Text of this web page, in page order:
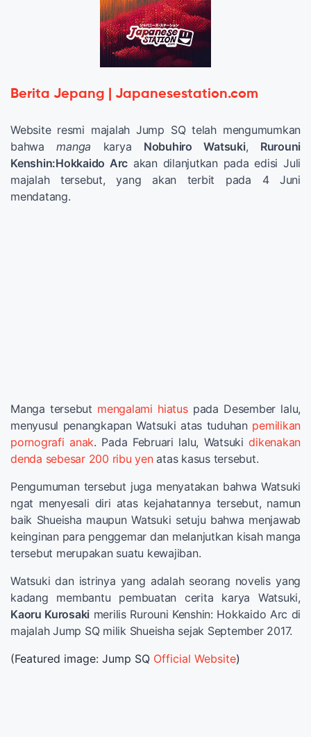
Berita Jepang | Japanesestation.com
Website resmi majalah Jump SQ telah mengumumkan
bahwamanga karya Nobuhiro Watsuki, Rurouni
Kenshin:Hokkaido Arc akan dilanjutkan pada edisi Juli
majalah tersebut, yang akan terbit pada 4 Juni
mendatang.
Manga tersebut mengalami hiatuspada Desember lalu,
menyusul penangkapan Watsuki atas tuduhan pemilikan
pornografi anak. Pada Februari lalu, Watsukidikenakan
denda sebesar 200 ribu yenatas kasus tersebut.
Pengumuman tersebut juga menyatakan bahwa Watsuki
ngat menyesali diri atas kejahatannya tersebut, namun
baik Shueisha maupun Watsuki setuju bahwa menjawab
keinginan para penggemar dan melanjutkan kisah manga
tersebut merupakan suatu kewajiban.
Watsuki dan istrinya yang adalah seorang novelis yang
kadang membantu pembuatan cerita karya Watsuki,
Kaoru Kurosaki merilis Rurouni Kenshin: Hokkaido Arc di
majalah Jump SQ milik Shueisha sejak September 2017.
(Featured image: Jump SQ Official Website)